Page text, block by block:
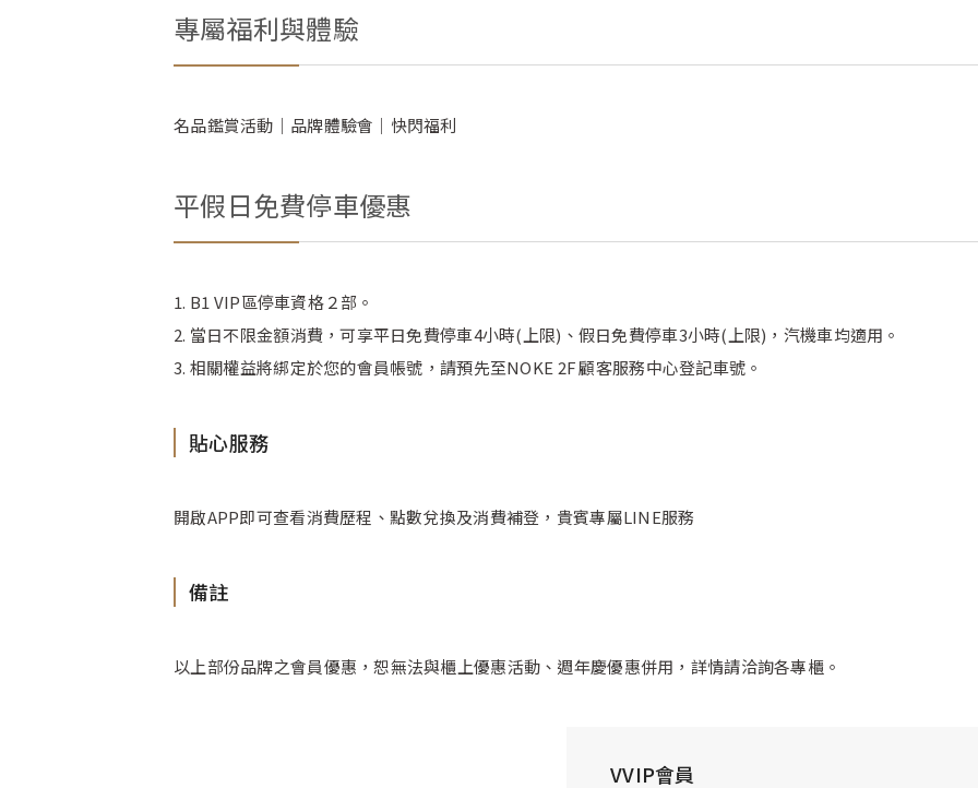
專屬福利與體驗
名品鑑賞活動｜品牌體驗會｜快閃福利
平假日免費停車優惠
1. B1 VIP區停車資格２部。
2. 當日不限金額消費，可享平日免費停車4小時(上限)、假日免費停車3小時(上限)，汽機車均適用。
3. 相關權益將綁定於您的會員帳號，請預先至NOKE 2F 顧客服務中心登記車號。
貼心服務
開啟APP即可查看消費歷程、點數兌換及消費補登，貴賓專屬LINE服務
備註
以上部份品牌之會員優惠，恕無法與櫃上優惠活動、週年慶優惠併用，詳情請洽詢各專櫃。
VVIP會員